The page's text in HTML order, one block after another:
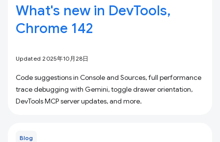
What's new in DevTools,
Chrome 142
Updated 2025年10月28日
Code suggestions in Console and Sources, full performance
trace debugging with Gemini, toggle drawer orientation,
DevTools MCP server updates, and more.
Blog